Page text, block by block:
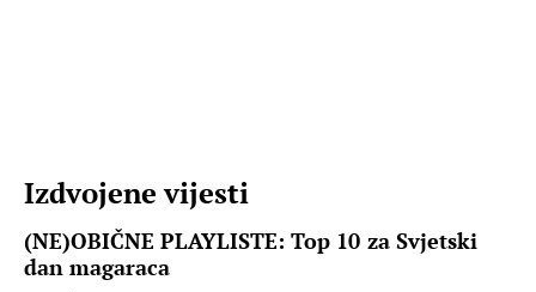
Izdvojene vijesti
(NE)OBIČNE PLAYLISTE: Top 10 za Svjetski
dan magaraca